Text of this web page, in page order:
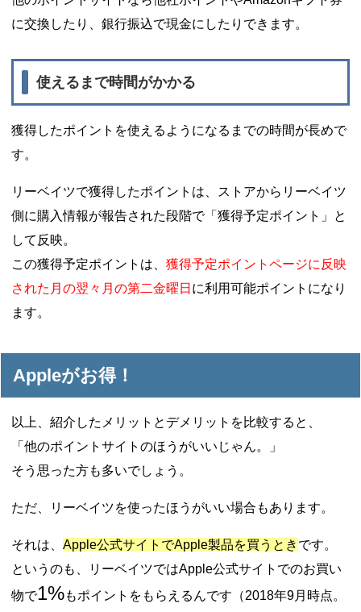
に交換したり、銀行振込で現金にしたりできます。
使えるまで時間がかかる
獲得したポイントを使えるようになるまでの時間が長めで
す。
リーベイツで獲得したポイントは、ストアからリーベイツ
側に購入情報が報告された段階で「獲得予定ポイント」と
して反映。
この獲得予定ポイントは、獲得予定ポイントページに反映
された月の翌々月の第二金曜日 に利用可能ポイントになり
ます。
Appleがお得！
以上、紹介したメリットとデメリットを比較すると、
「他のポイントサイトのほうがいいじゃん。」
そう思った方も多いでしょう。
ただ、リーベイツを使ったほうがいい場合もあります。
それは、Apple公式サイトでApple製品を買うとき です。
というのも、リーベイツではApple公式サイトでのお買い
物で1%もポイントをもらえるんです（2018年9月時点。